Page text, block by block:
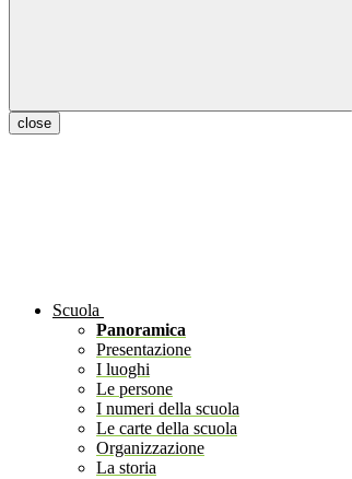
close
Scuola
Panoramica
Presentazione
I luoghi
Le persone
I numeri della scuola
Le carte della scuola
Organizzazione
La storia